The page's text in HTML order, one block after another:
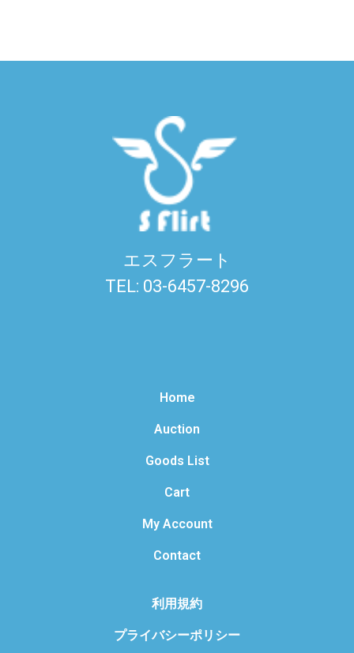
エスフラート
TEL: 03-6457-8296
Home
Auction
Goods List
Cart
My Account
Contact
利用規約
プライバシーポリシー